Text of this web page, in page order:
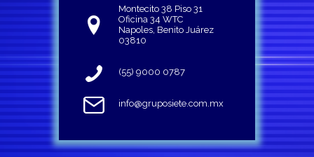
Montecito 38 Piso 31
Oficina 34 WTC
Napoles, Benito Juárez
03810
(55) 9000 0787
info@gruposiete.com.mx